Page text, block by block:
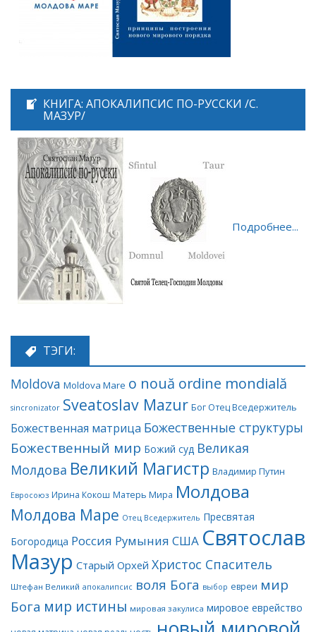
КНИГА: АПОКАЛИПСИС ПО-РУССКИ /С.
МАЗУР/
Подробнее...
ТЭГИ:
Moldova Moldova Mare o nouă ordine mondială
sincronizator Sveatoslav Mazur Бог Отец Вседержитель
Божественная матрица Божественные структуры
Божественный мир Божий суд Великая
Молдова Великий Магистр Владимир Путин
Евросоюз Ирина Кокош Матерь Мира Молдова
Молдова Маре Отец Вседержитель Пресвятая
Богородица Россия Румыния США Святослав
Мазур Старый Орхей Христос Спаситель
Штефан Великий апокалипсис воля Бога выбор евреи мир
Бога мир истины мировая закулиса мировое еврейство